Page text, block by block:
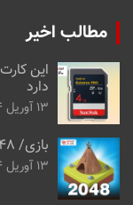
مطالب اخیر
دارد
13 آوریل 2024
بازی/ Age of 2048؛ بزرگ‌ترین تمدن جهان را بسازید
13 آوریل 2024